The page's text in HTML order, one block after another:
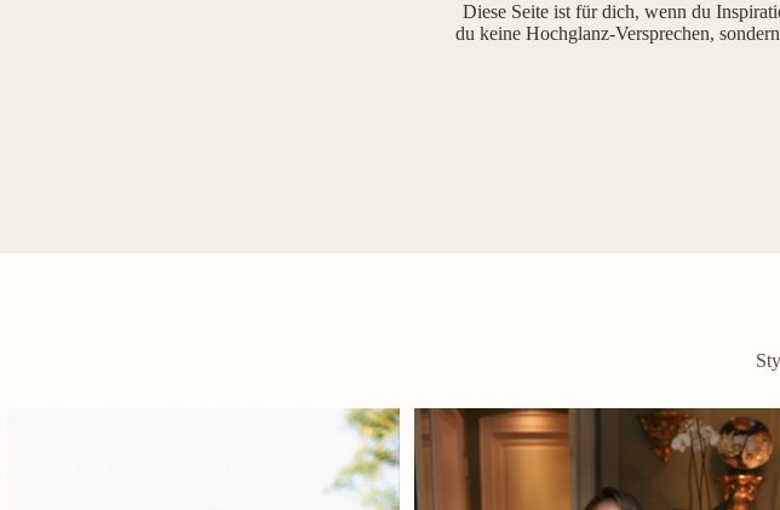
Diese Seite ist für dich, wenn du
du keine Hochglanz-Versprechen,